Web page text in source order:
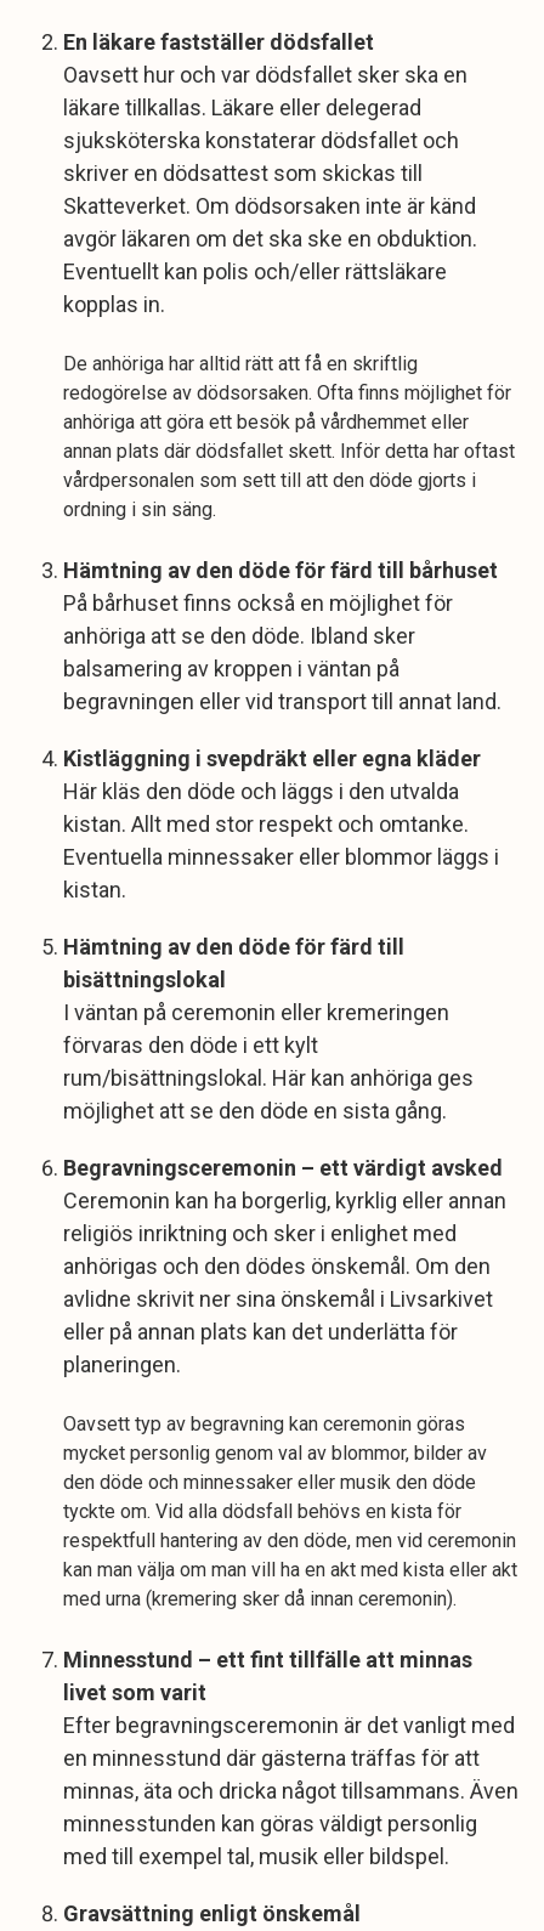
En läkare fastställer dödsfallet
Oavsett hur och var dödsfallet sker ska en
läkare tillkallas. Läkare eller delegerad
sjuksköterska konstaterar dödsfallet och
skriver en dödsattest som skickas till
Skatteverket. Om dödsorsaken inte är känd
avgör läkaren om det ska ske en obduktion.
Eventuellt kan polis och/eller rättsläkare
kopplas in.
De anhöriga har alltid rätt att få en skriftlig
redogörelse av dödsorsaken. Ofta finns möjlighet för
anhöriga att göra ett besök på vårdhemmet eller
annan plats där dödsfallet skett. Inför detta har oftast
vårdpersonalen som sett till att den döde gjorts i
ordning i sin säng.
Hämtning av den döde för färd till bårhuset
På bårhuset finns också en möjlighet för
anhöriga att se den döde. Ibland sker
balsamering av kroppen i väntan på
begravningen eller vid transport till annat land.
Kistläggning i svepdräkt eller egna kläder
Här kläs den döde och läggs i den utvalda
kistan. Allt med stor respekt och omtanke.
Eventuella minnessaker eller blommor läggs i
kistan.
Hämtning av den döde för färd till
bisättningslokal
I väntan på ceremonin eller kremeringen
förvaras den döde i ett kylt
rum/bisättningslokal. Här kan anhöriga ges
möjlighet att se den döde en sista gång.
Begravningsceremonin – ett värdigt avsked
Ceremonin kan ha borgerlig, kyrklig eller annan
religiös inriktning och sker i enlighet med
anhörigas och den dödes önskemål. Om den
avlidne skrivit ner sina önskemål i Livsarkivet
eller på annan plats kan det underlätta för
planeringen.
Oavsett typ av begravning kan ceremonin göras
mycket personlig genom val av blommor, bilder av
den döde och minnessaker eller musik den döde
tyckte om. Vid alla dödsfall behövs en kista för
respektfull hantering av den döde, men vid ceremonin
kan man välja om man vill ha en akt med kista eller akt
med urna (kremering sker då innan ceremonin).
Minnesstund – ett fint tillfälle att minnas
livet som varit
Efter begravningsceremonin är det vanligt med
en minnesstund där gästerna träffas för att
minnas, äta och dricka något tillsammans. Även
minnesstunden kan göras väldigt personlig
med till exempel tal, musik eller bildspel.
Gravsättning enligt önskemål